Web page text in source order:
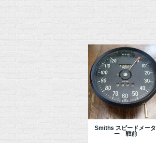
Smiths スピードメータ
ー 戦前